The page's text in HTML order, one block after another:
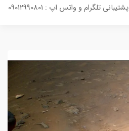
پشتیبانی تلگرام و واتس اپ : 09012990801